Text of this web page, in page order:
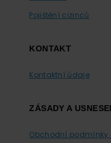
Pojištění cizinců
KONTAKT
Kontaktní údaje
ZÁSADY A
Obchodní podmínky